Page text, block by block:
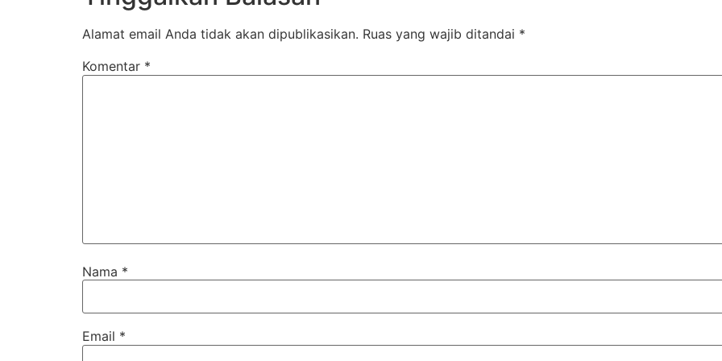
Alamat email Anda tidak akan dipublikasikan. Ruas yang wajib ditandai *
Komentar *
Nama *
Email *